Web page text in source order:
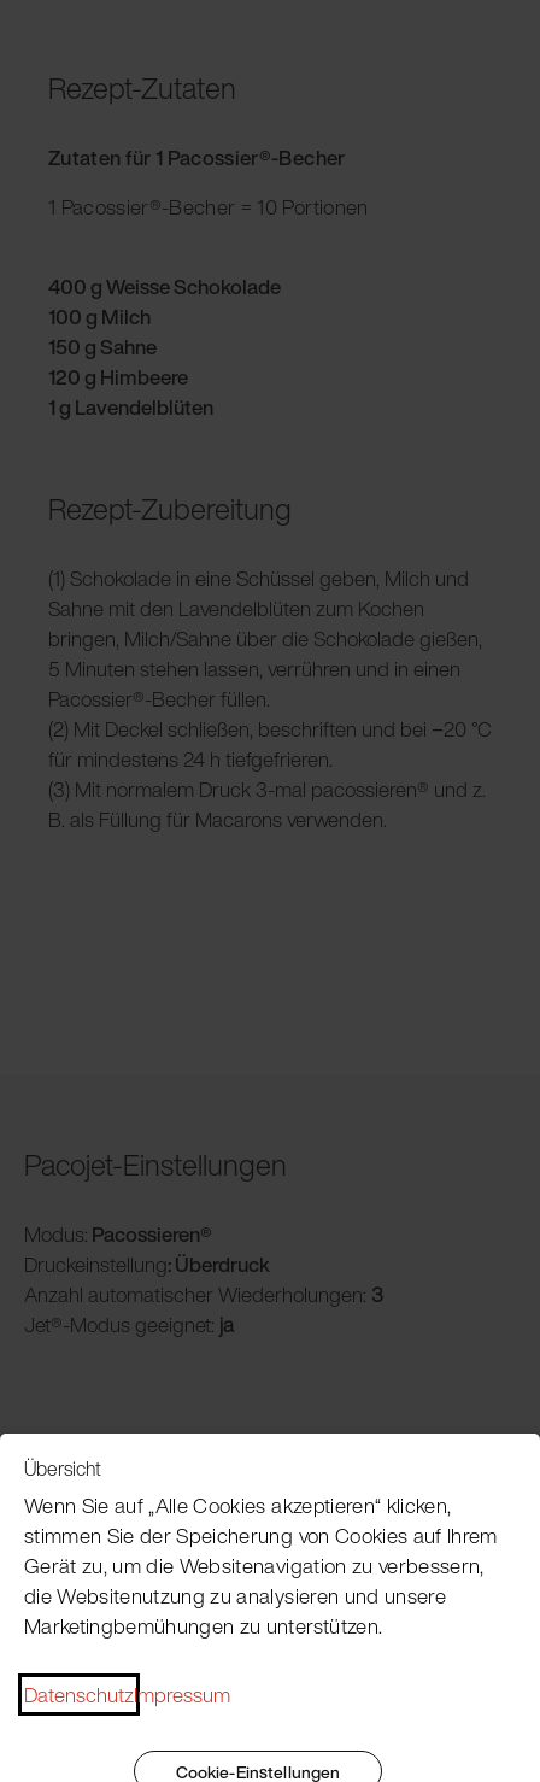
Rezept-Zutaten
Zutaten für 1 Pacossier®-Becher
1 Pacossier®-Becher = 10 Portionen
400 g Weisse Schokolade
100 g Milch
150 g Sahne
120 g Himbeere
1 g Lavendelblüten
Rezept-Zubereitung
(1) Schokolade in eine Schüssel geben, Milch und
Sahne mit den Lavendelblüten zum Kochen
bringen, Milch/Sahne über die Schokolade gießen,
5 Minuten stehen lassen, verrühren und in einen
Pacossier®-Becher füllen.
(2) Mit Deckel schließen, beschriften und bei −20 °C
für mindestens 24 h tiefgefrieren.
(3) Mit normalem Druck 3-mal pacossieren® und z.
B. als Füllung für Macarons verwenden.
Pacojet-Einstellungen
Modus: Pacossieren®
Druckeinstellung: Überdruck
Anzahl automatischer Wiederholungen: 3
Jet®-Modus geeignet: ja
Pacojet Newsletter
Möchten Sie regelmäßig über Neuigkeiten,
Laufenden bleiben?
Jetzt abonnieren
Übersicht
Wenn Sie auf „Alle Cookies akzeptieren“ klicken,
stimmen Sie der Speicherung von Cookies auf Ihrem
Gerät zu, um die Websitenavigation zu verbessern,
die Websitenutzung zu analysieren und unsere
Marketingbemühungen zu unterstützen.
DatenschutzImpressum
Cookie-Einstellungen